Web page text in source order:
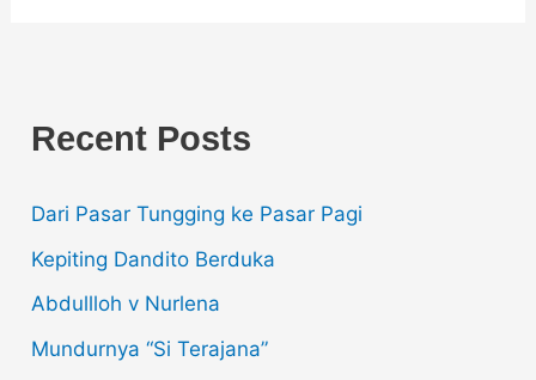
Recent Posts
Dari Pasar Tungging ke Pasar Pagi
Kepiting Dandito Berduka
Abdullloh v Nurlena
Mundurnya “Si Terajana”